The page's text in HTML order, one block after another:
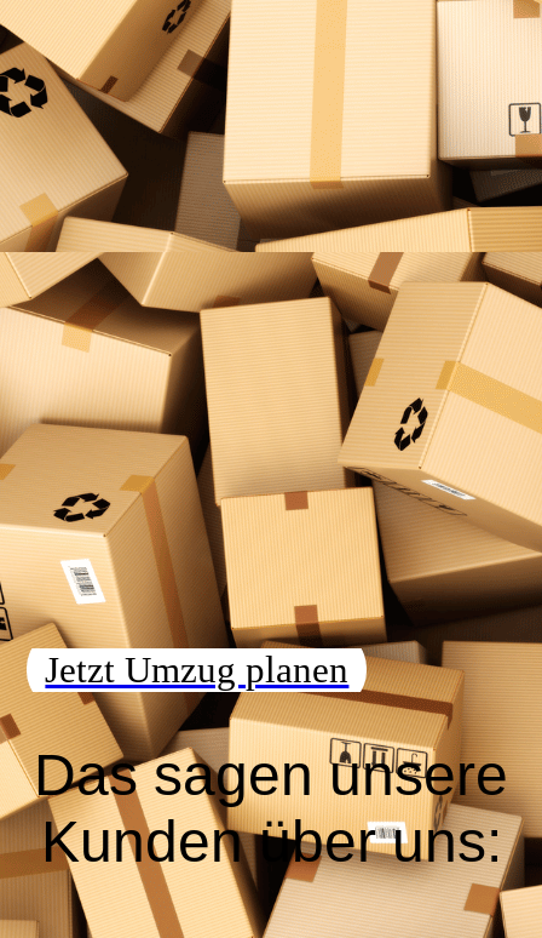
Professionelle Möbelmontage
Jetzt Umzug planen
Das sagen unsere
Kunden über uns: